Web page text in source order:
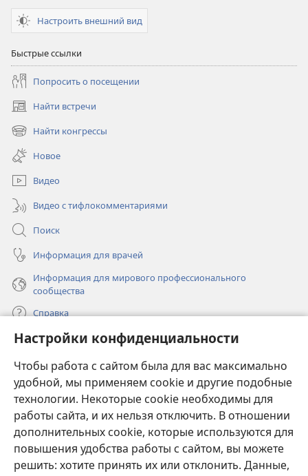
Настройки конфиденциальности
Чтобы работа с сайтом была для вас максимально
удобной, мы применяем cookie и другие подобные
технологии. Некоторые cookie необходимы для
работы сайта, и их нельзя отключить. В отношении
дополнительных cookie, которые используются для
повышения удобства работы с сайтом, вы можете
решить: хотите принять их или отклонить. Данные,
Настроить внешний вид
Быстрые ссылки
Попросить о посещении
Найти встречи
(открывается
в
новом
окне)
Найти конгрессы
(открывается
новом
окне)
Новое
Видео
Видео с тифлокомментариями
Поиск
Информация для врачей
Информация для мирового профессионального
сообщества
Справка
Пожертвования
в
новом
окне)
ОНЛАЙН-БИБЛИОТЕКА Сторожевой башни
(открывается
новом
окне)
JW Hub®
(открывается
в
новом
окне)
JW Library ®